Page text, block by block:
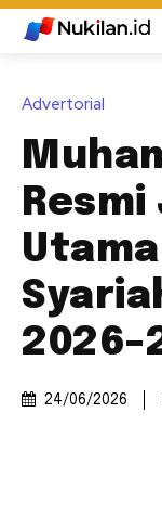
Advertorial
24/06/2026